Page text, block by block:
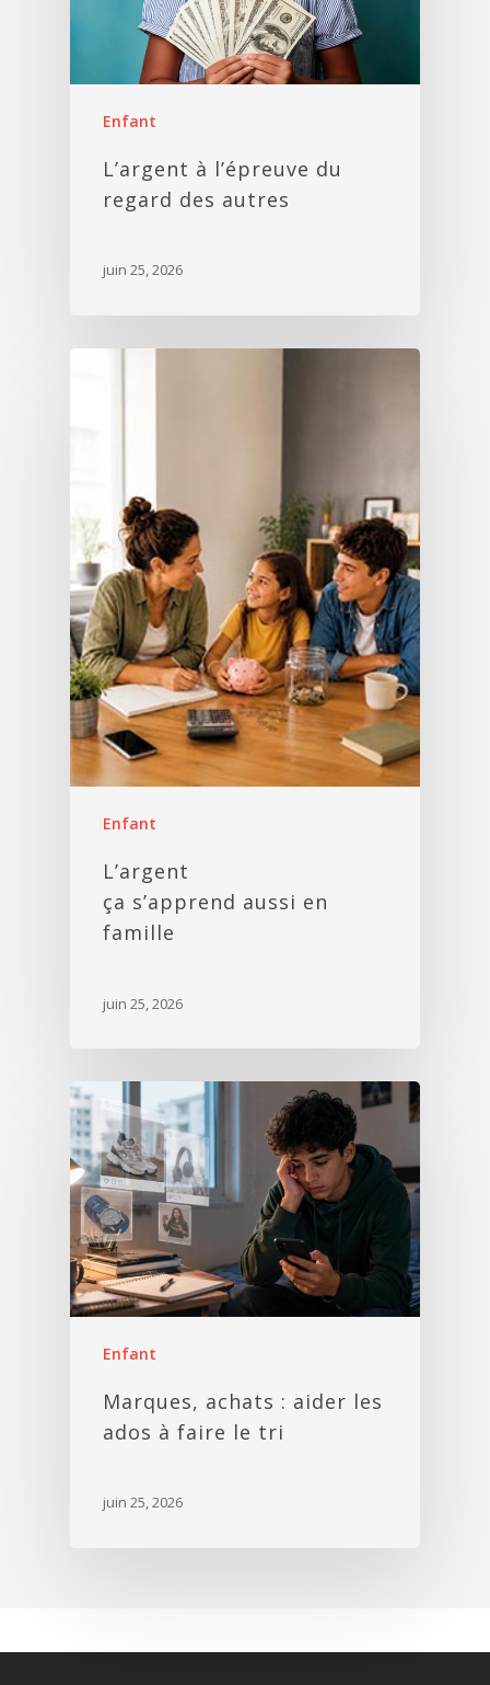
Enfant
L’argent à l’épreuve du
regard des autres
juin 25, 2026
Enfant
L’argent
ça s’apprend aussi en
famille
juin 25, 2026
Enfant
Marques, achats : aider les
ados à faire le tri
juin 25, 2026